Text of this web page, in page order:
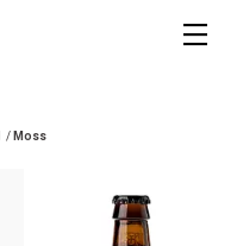
/ Moss